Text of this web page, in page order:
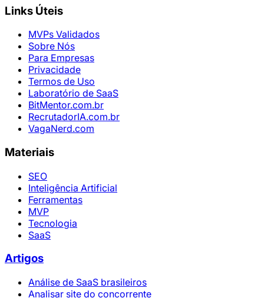
Links Úteis
MVPs Validados
Sobre Nós
Para Empresas
Privacidade
Termos de Uso
Laboratório de SaaS
BitMentor.com.br
RecrutadorIA.com.br
VagaNerd.com
Materiais
SEO
Inteligência Artificial
Ferramentas
MVP
Tecnologia
SaaS
Artigos
Análise de SaaS brasileiros
Analisar site do concorrente